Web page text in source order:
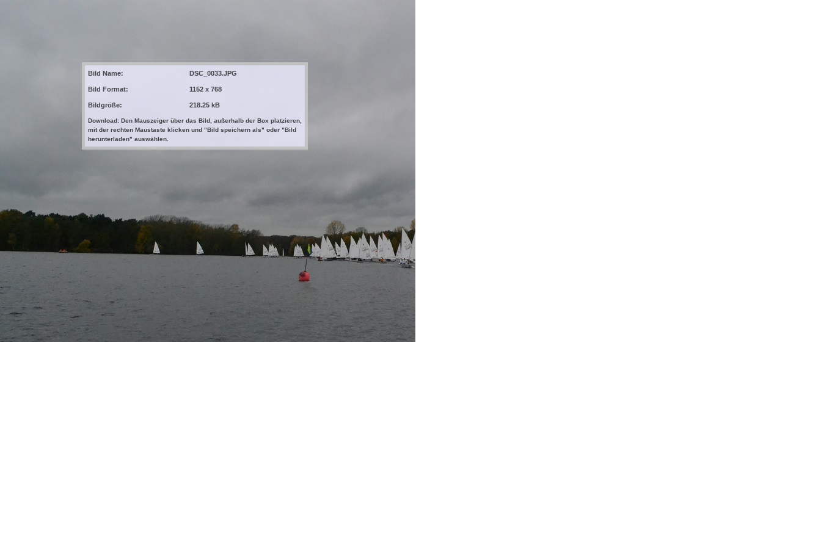
Bild Name: DSC_0033.JPG
Bild Format: 1152 x 768
Bildgröße: 218.25 kB
Download: Den Mauszeiger über das Bild, außerhalb der Box platzieren,
mit der rechten Maustaste klicken und "Bild speichern als" oder "Bild
herunterladen" auswählen.